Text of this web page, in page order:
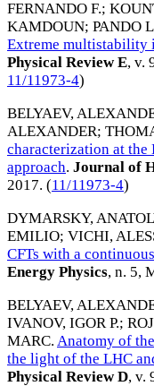
FERNANDO F.;
KAMDOUN; PANDO
Extreme multistability
Physical Review E, v.
11/11973-4)
BELYAEV,
ALEXANDER;
characterization at
approach. Journal of
2017. (11/11973-4)
DYMARSKY,
EMILIO; VICHI,
CFTs with a
Energy Physics, n. 5,
BELYAEV,
IVANOV, IGOR P.;
MARC. Anatomy of
the light of the LHC
Physical Review D, v.